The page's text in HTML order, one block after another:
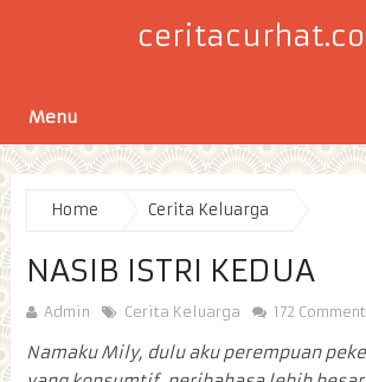
Menu
Home Cerita Keluarga
NASIB ISTRI KEDUA
Admin Cerita Keluarga 172
Namaku Mily, dulu aku perempuan